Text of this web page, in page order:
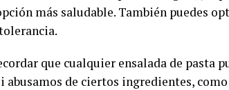
más saludable. También puedes
que cualquier ensalada de pasta
abusamos de ciertos ingredientes,